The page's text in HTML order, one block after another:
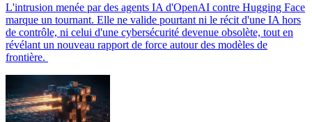
L'intrusion menée par des agents IA d'OpenAI contre Hugging Face
marque un tournant. Elle ne valide pourtant ni le récit d'une IA hors
de contrôle, ni celui d'une cybersécurité devenue obsolète, tout en
révélant un nouveau rapport de force autour des modèles de
frontière.